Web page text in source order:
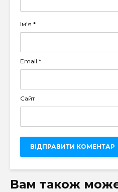
Ім'я *
Email *
Сайт
Вам також